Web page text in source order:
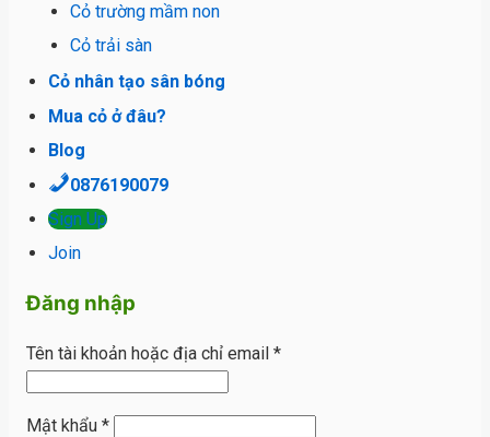
Cỏ trường mầm non
Cỏ trải sàn
Cỏ nhân tạo sân bóng
Mua cỏ ở đâu?
Blog
0876190079
Sign Up
Join
Đăng nhập
Tên tài khoản hoặc địa chỉ email *
Mật khẩu *